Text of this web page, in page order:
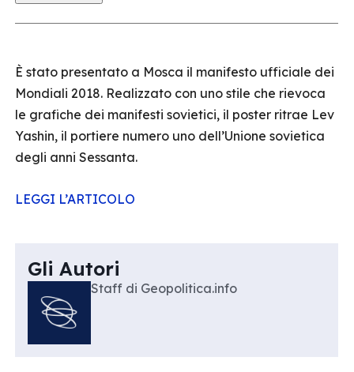
È stato presentato a Mosca il manifesto ufficiale dei
Mondiali 2018. Realizzato con uno stile che rievoca
le grafiche dei manifesti sovietici, il poster ritrae Lev
Yashin, il portiere numero uno dell’Unione sovietica
degli anni Sessanta.
LEGGI L’ARTICOLO
Gli Autori
Staff di Geopolitica.info